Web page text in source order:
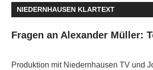
NIEDERNHAUSEN KLARTEXT
Fragen an Alexander Müller:
Produktion mit Niedernhausen TV und